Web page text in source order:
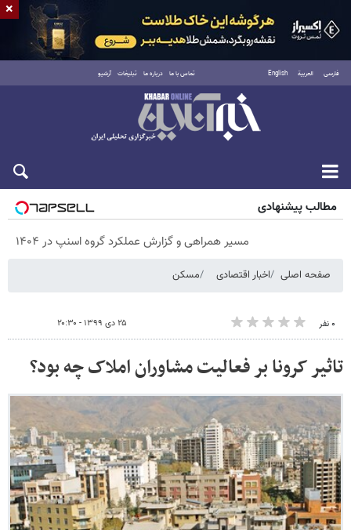
فارسی العربية English تماس با ما درباره ما تبلیغات آرشیو
شنبه ۱۷ مرداد ۱۴۰۵
مطالب پیشنهادی
مسیر همراهی و گزارش عملکرد گروه اسنپ در ۱۴۰۴
صفحه اصلی اخبار اقتصادی مسکن
۰ نفر ۲۵ دی ۱۳۹۹ - ۲۰:۳۰
تاثیر کرونا بر فعالیت مشاوران املاک چه بود؟
×